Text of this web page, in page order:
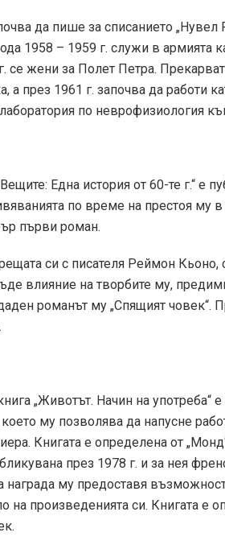
да пише за списанието
1958 – 1959 г. служи в армията
се жени за Полет Петра.
а през 1961 г. започва да работи
по неврофизиология
Една история от 60-те г.“ е
по време на престоя му в
първи роман.
си с писателя Реймон Кьоно,
влияние на творбите му,
романът му „Спящият човек“.
„Животът. Начин на употреба“
му позволява да напусне
Книгата е определена от
през 1978 г. и за нея
награда му предоставя
на произведенията си. Книгата е